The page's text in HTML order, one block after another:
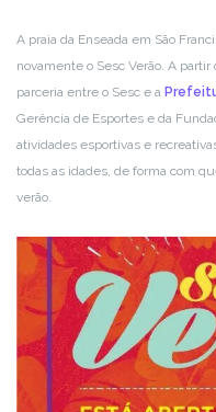
A praia da Enseada em São
novamente o Sesc Verão. A
parceria entre o Sesc e a
Gerência de Esportes e da
atividades esportivas e
todas as idades, de forma com
verão.